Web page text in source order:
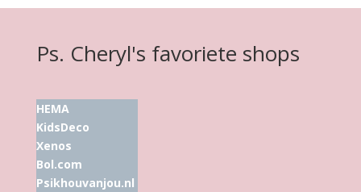
Ps. Cheryl's favoriete shops
HEMA
KidsDeco
Xenos
Bol.com
Psikhouvanjou.nl